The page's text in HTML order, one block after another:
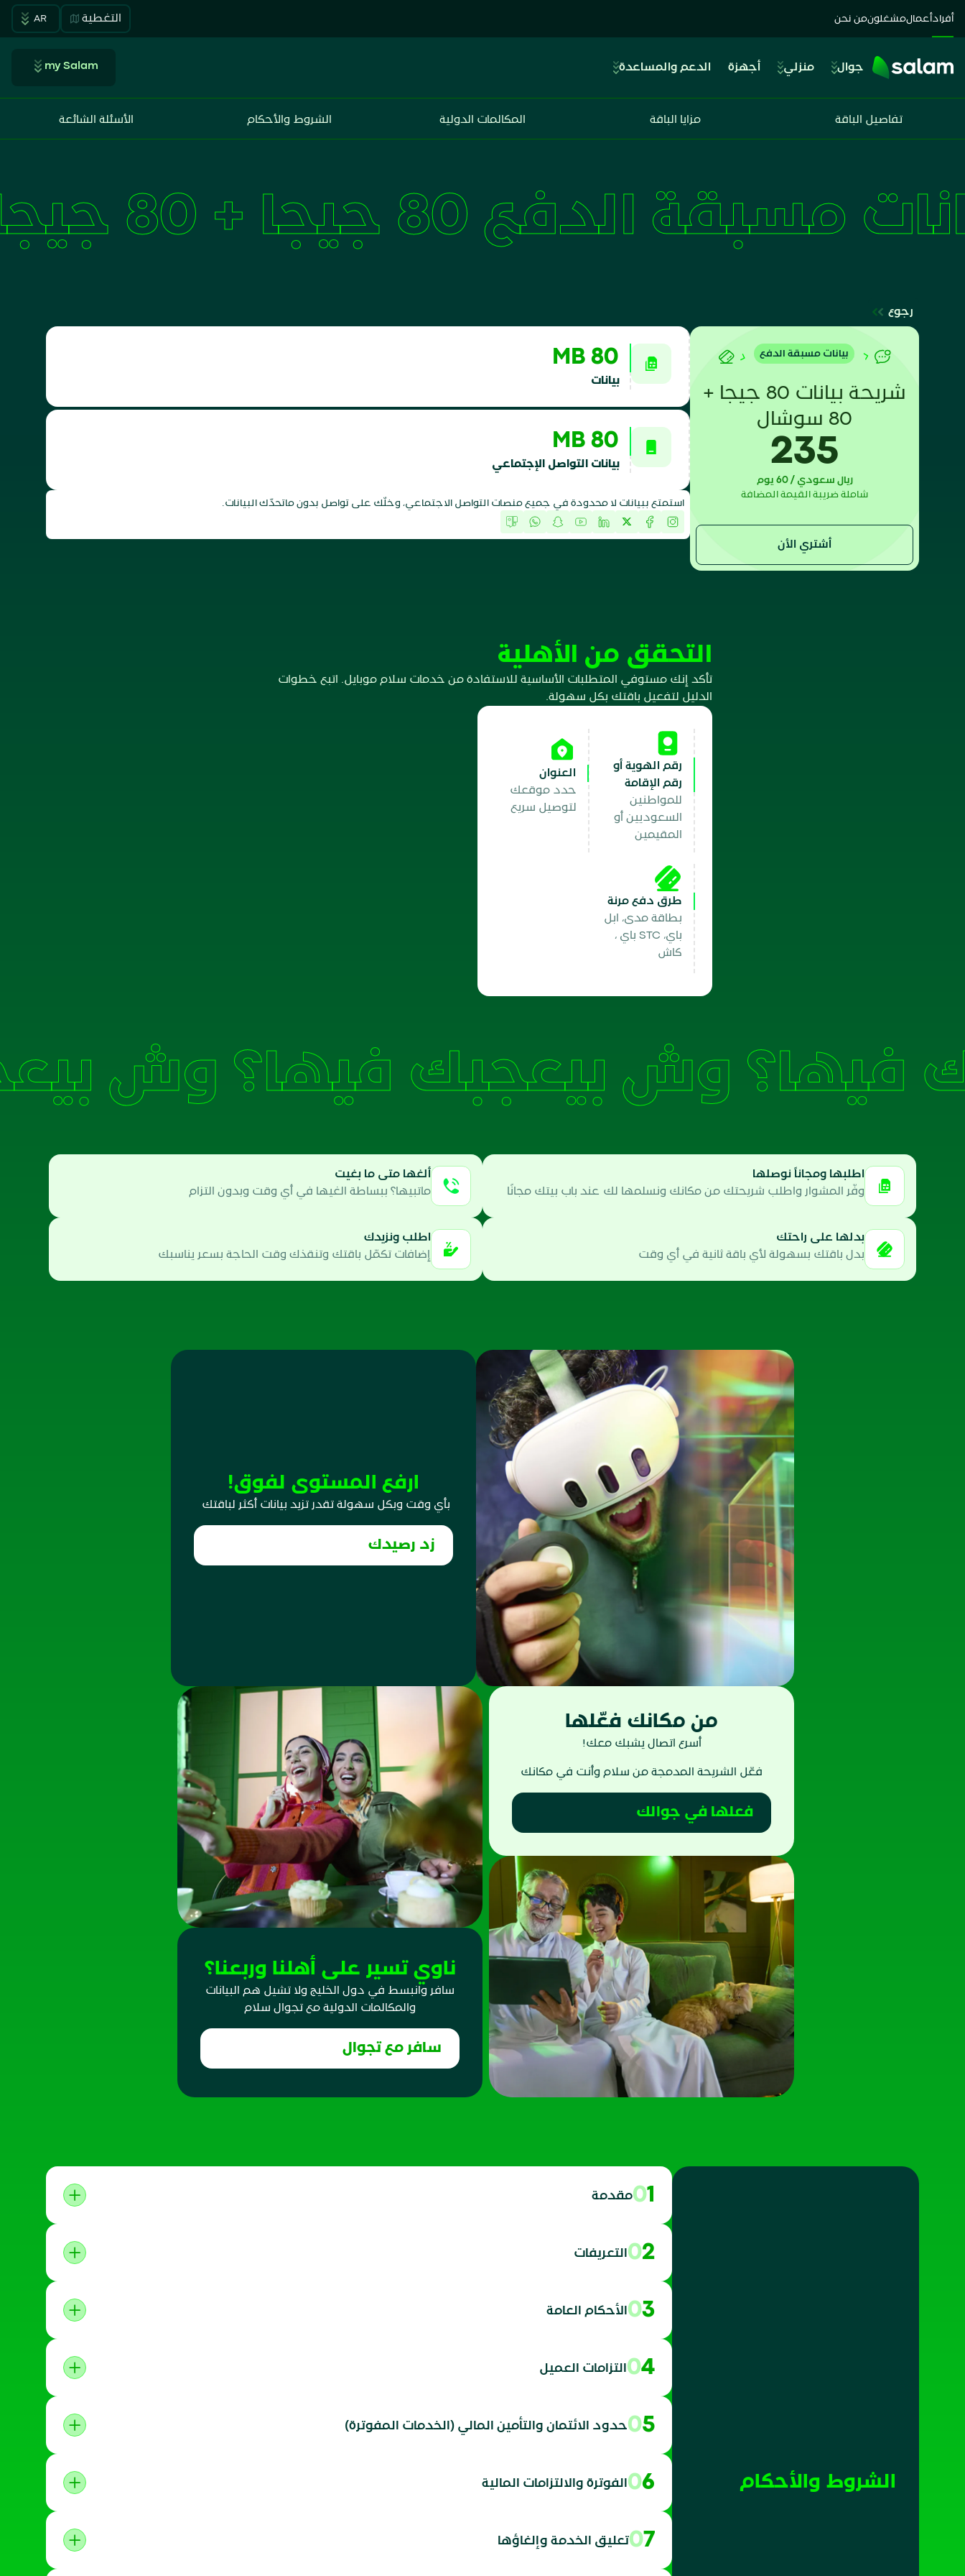
أفراد أعمالمشغلونمن نحن التغطية AR
جوال منزلي أجهزة الدعم والمساعدة my Salam
تفاصيل الباقة مزايا الباقة المكالمات الدولية الشروط والأحكام الأسئلة الشائعة
شريحة بيانات مسبقة الدفع 80 جيجا + 80 جيجا سوشال
رجوع
بيانات مسبقة الدفع
شريحة بيانات 80 جيجا +
80 سوشال
235
ريال سعودي / 60 يوم
شاملة ضريبة القيمة المضافة
أشتري الأن
80 MB
بيانات
80 MB
بيانات التواصل الإجتماعي
استمتع ببيانات لا محدودة في جميع منصات التواصل الاجتماعي، وخلّك على تواصل بدون ماتحدّك البيانات.
التحقق من الأهلية
تأكد إنك مستوفي المتطلبات الأساسية للاستفادة من خدمات سلام موبايل. اتبع خطوات
الدليل لتفعيل باقتك بكل سهولة.
رقم الهوية أو
رقم الإقامة
للمواطنين
السعوديين أو
المقيمين
العنوان
حدد موقعك
لتوصيل سريع
طرق دفع مرنة
بطاقة مدى، ابل
باي، STC باي ،
كاش
وش بيعجبك فيها؟
اطلبها ومجاناً نوصلها
وفّر المشوار واطلب شريحتك من مكانك ونسلمها لك عند باب بيتك مجانًا
ألغها متى ما بغيت
ماتبيها؟ ببساطة الغيها في أي وقت وبدون التزام
بدلها على راحتك
بدل باقتك بسهولة لأي باقة ثانية في أي وقت
اطلب ونزيدك
إضافات تكمّل باقتك وتنقذك وقت الحاجة بسعر يناسبك
ارفع المستوى لفوق!
بأي وقت وبكل سهولة تقدر تزيد بيانات أكثر لباقتك
زد رصيدك
من مكانك فعّلها
أسرع اتصال يشبك معك!
فعّل الشريحة المدمجة من سلام وأنت في مكانك
فعلها في جوالك
ناوي تسير على أهلنا وربعنا؟
سافر وانبسط في دول الخليج ولا تشيل هم البيانات
والمكالمات الدولية مع تجوال سلام
سافر مع تجوال
الشروط والأحكام
01 مقدمة
02 التعريفات
03 الأحكام العامة
04 التزامات العميل
05 حدود الائتمان والتأمين المالي (الخدمات المفوترة)
06 الفوترة والالتزامات المالية
07 تعليق الخدمة وإلغاؤها